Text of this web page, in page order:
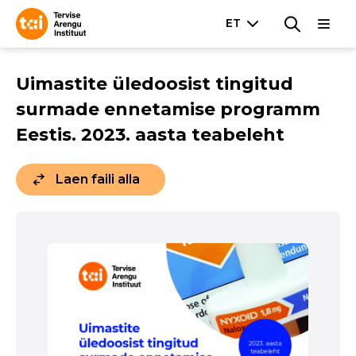
Uimastite üledoosist tingitud
surmade ennetamise programm
Eestis. 2023. aasta teabeleht
Laen faili alla